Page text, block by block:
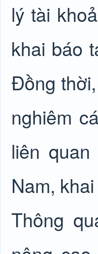
lý tài
khai báo
Đồng
nghiêm
liên
Nam,
Thông